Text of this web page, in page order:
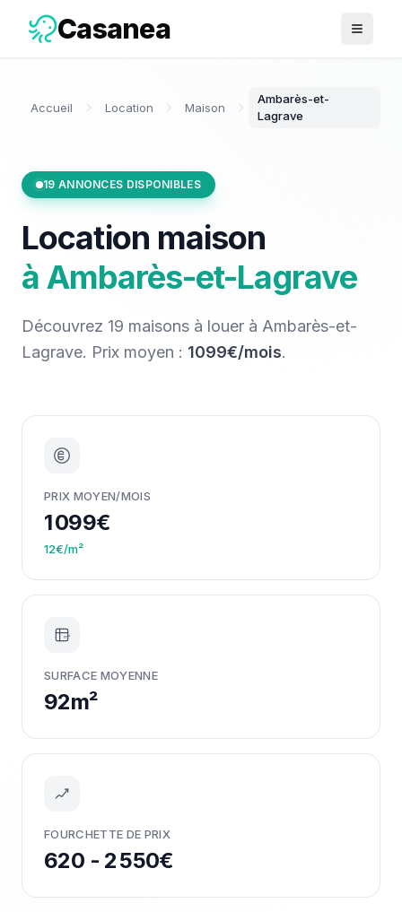
Casanea Ouvrir
Accueil Location Maison
Ambarès-et-
Lagrave
19 ANNONCES DISPONIBLES
Location maison
àAmbarès-et-Lagrave
Découvrez 19 maisons à louer à Ambarès-et-
Lagrave. Prix moyen : 1099€/mois.
PRIX MOYEN/MOIS
1 099€
12€/m²
m²
SURFACE MOYENNE
92m²
FOURCHETTE DE PRIX
620 - 2 550€